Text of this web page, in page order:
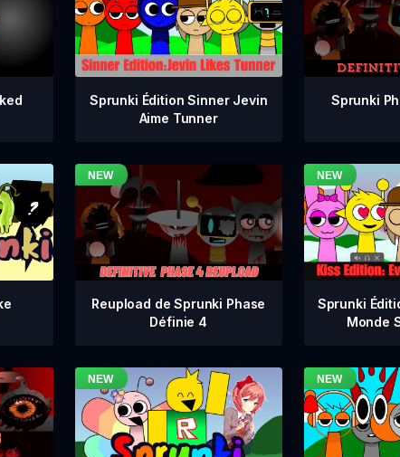
Sprunki Édition Sinner Jevin
Aime Tunner
Sprunki
Reupload de Sprunki Phase
Définie 4
Sprunki
Monde